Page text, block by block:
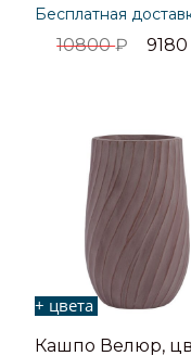
Бесплатная
10800₽
+ цвета
Кашпо Велюр,